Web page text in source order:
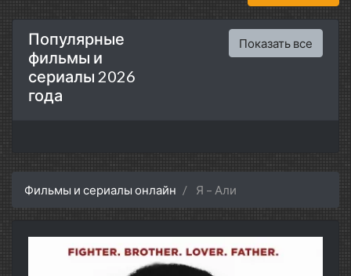
Популярные
фильмы и
сериалы 2026
года
Показать все
Фильмы и сериалы онлайн Я – Али